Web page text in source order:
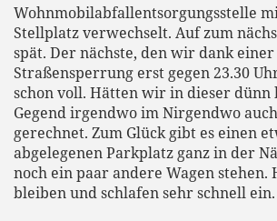
Wohnmobilabfallentsorgungsstelle
Stellplatz verwechselt. Auf zum
spät. Der nächste, den wir dank einer
Straßensperrung erst gegen 23.30
schon voll. Hätten wir in dieser dünn
Gegend irgendwo im Nirgendwo
gerechnet. Zum Glück gibt es einen
abgelegenen Parkplatz ganz in der
noch ein paar andere Wagen
bleiben und schlafen sehr schnell ein.